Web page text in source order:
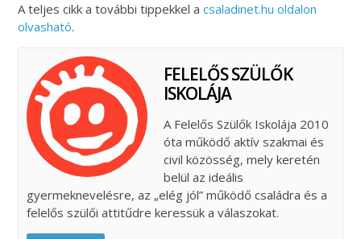
A teljes cikk a további tippekkel acsaladinet.hu oldalon
olvasható.
FELELŐS SZÜLŐK
ISKOLÁJA
A Felelős Szülők Iskolája 2010
óta működő aktív szakmai és
civil közösség, mely keretén
belül az ideális
gyermeknevelésre, az „elég jól” működő családra és a
felelős szülői attitűdre keressük a válaszokat.